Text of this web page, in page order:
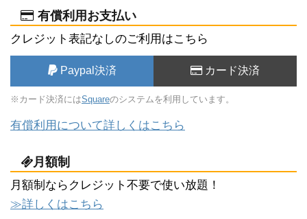
有償利用お支払い
クレジット表記なしのご利用はこちら
Paypal決済 カード決済
※カード決済にはSquareのシステムを利用しています。
有償利用について詳しくはこちら
月額制
月額制ならクレジット不要で使い放題！
≫詳しくはこちら